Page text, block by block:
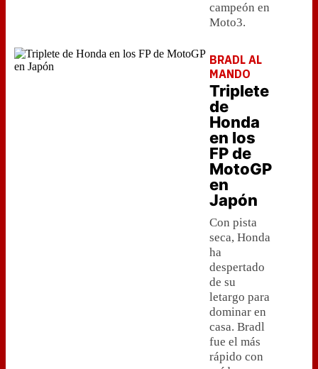
campeón en
Moto3.
BRADL AL
MANDO
Triplete
de
Honda
en los
FP de
MotoGP
en
Japón
Con pista
seca, Honda
ha
despertado
de su
letargo para
dominar en
casa. Bradl
fue el más
rápido con